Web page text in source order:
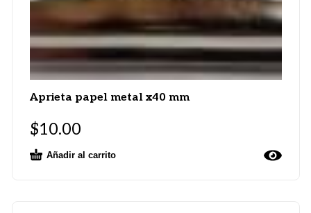
Aprieta papel metal x40 mm
$10.00
Añadir al carrito